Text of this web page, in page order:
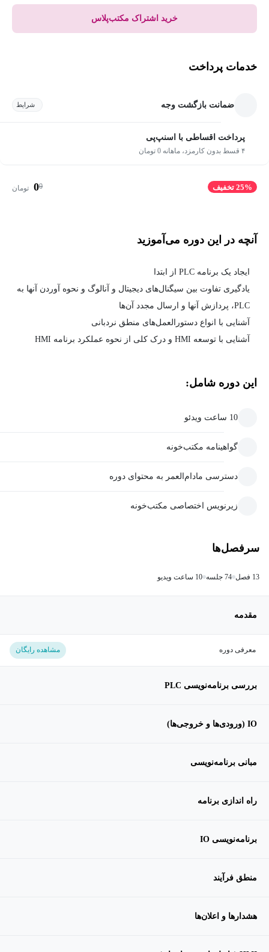
خرید اشتراک مکتب‌پلاس
خدمات پرداخت
ضمانت بازگشت وجه شرایط
پرداخت اقساطی با اسنپ‌پی
۴ قسط بدون کارمزد، ماهانه 0 تومان
25% تخفیف 0
0 تومان
آنچه در این دوره می‌آموزید
ایجاد یک برنامه PLC از ابتدا
یادگیری تفاوت بین سیگنال‌های دیجیتال و آنالوگ و نحوه آوردن آنها به
PLC، پردازش آنها و ارسال مجدد آن‌ها
آشنایی با انواع دستورالعمل‌های منطق نردبانی
آشنایی با توسعه HMI و درک کلی از نحوه عملکرد برنامه HMI
این دوره شامل:
10 ساعت ویدئو
گواهینامه مکتب‌خونه
دسترسی مادام‌العمر به محتوای دوره
زیرنویس اختصاصی مکتب‌خونه
سرفصل‌ها
13 فصل 74 جلسه 10 ساعت ویدیو
مقدمه
معرفی دوره مشاهده رایگان
بررسی برنامه‌نویسی PLC
IO (ورودی‌ها و خروجی‌ها)
مبانی برنامه‌نویسی
راه اندازی برنامه
برنامه‌نویسی IO
منطق فرآیند
هشدارها و اعلان‌ها